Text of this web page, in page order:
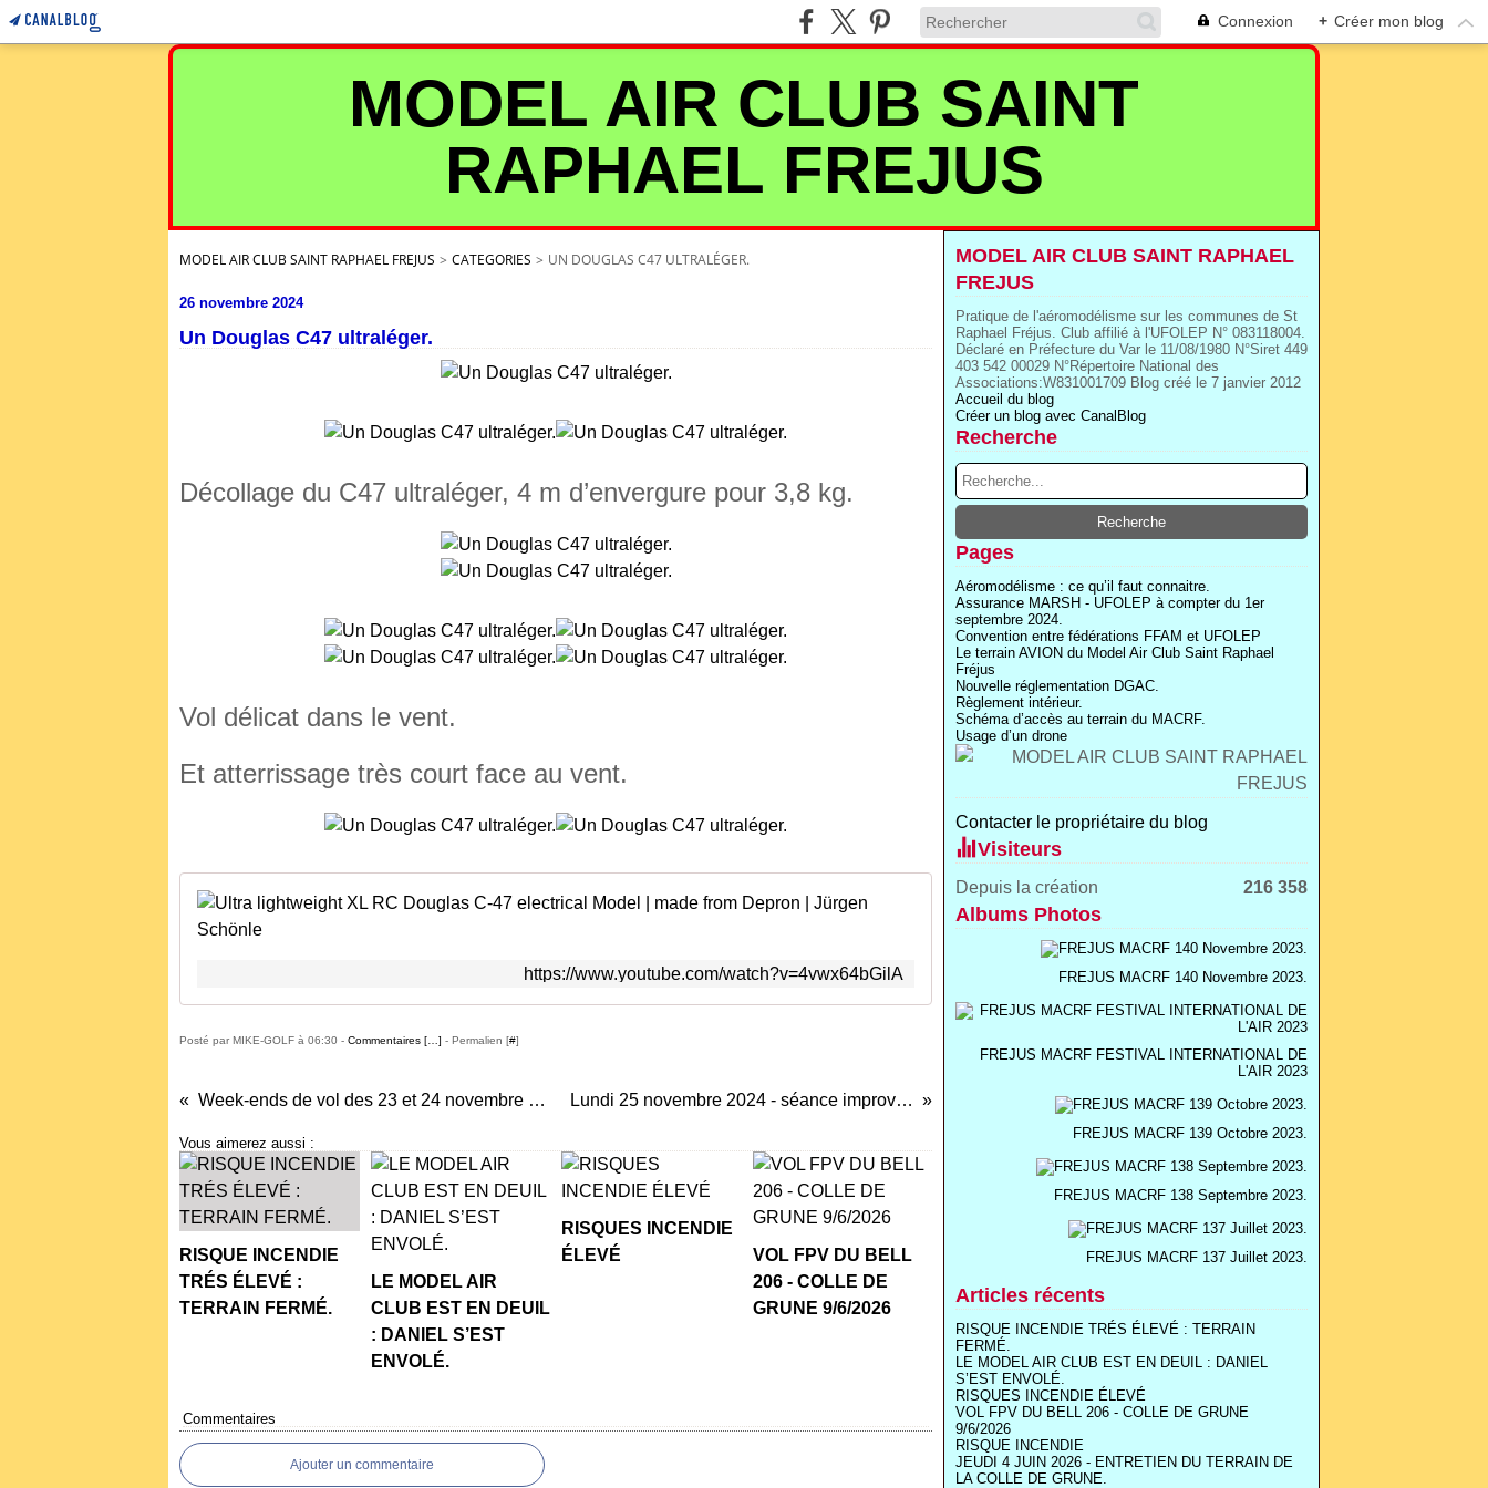
Connexion + Créer mon blog
MODEL AIR CLUB SAINT
RAPHAEL FREJUS
MODEL AIR CLUB SAINT RAPHAEL FREJUS > CATEGORIES > UN DOUGLAS C47 ULTRALÉGER.
26 novembre 2024
Un Douglas C47 ultraléger.
Décollage du C47 ultraléger, 4 m d’envergure pour 3,8 kg.
Vol délicat dans le vent.
Et atterrissage très court face au vent.
Ultra lightweight XL RC Douglas C-47 electrical Model |
https://www.youtube.com/watch?v=4vwx64bGilA
Posté par MIKE-GOLF à 06:30 - Commentaires [ ] - Permalien [#]
Week-ends de vol des 23 et 24 novembre 2024. Lundi 25 novembre 2024 - séance improvisée.
Vous aimerez aussi :
RISQUE INCENDIE
TRÉS ÉLEVÉ :
TERRAIN FERMÉ.
LE MODEL AIR
CLUB EST EN DEUIL
: DANIEL S’EST
ENVOLÉ.
RISQUES INCENDIE
ÉLEVÉ
VOL FPV DU BELL
206 - COLLE DE
GRUNE 9/6/2026
Commentaires
Ajouter un commentaire
MODEL AIR CLUB SAINT RAPHAEL
FREJUS
Pratique de l'aéromodélisme sur les communes de St
Raphael Fréjus. Club affilié à l'UFOLEP N° 083118004.
Déclaré en Préfecture du Var le 11/08/1980 N°Siret 449
403 542 00029 N°Répertoire National des
Associations:W831001709 Blog créé le 7 janvier 2012
Accueil du blog
Créer un blog avec CanalBlog
Recherche
Pages
Aéromodélisme : ce qu’il faut connaitre.
Assurance MARSH - UFOLEP à compter du 1er
septembre 2024.
Convention entre fédérations FFAM et UFOLEP
Le terrain AVION du Model Air Club Saint Raphael
Fréjus
Nouvelle réglementation DGAC.
Règlement intérieur.
Schéma d’accès au terrain du MACRF.
Usage d’un drone
Contacter le propriétaire du blog
Visiteurs
Depuis la création 216 358
Albums Photos
FREJUS MACRF 140 Novembre 2023.
FREJUS MACRF FESTIVAL INTERNATIONAL DE
L'AIR 2023
FREJUS MACRF 139 Octobre 2023.
FREJUS MACRF 138 Septembre 2023.
FREJUS MACRF 137 Juillet 2023.
Articles récents
RISQUE INCENDIE TRÉS ÉLEVÉ : TERRAIN
FERMÉ.
LE MODEL AIR CLUB EST EN DEUIL : DANIEL
S’EST ENVOLÉ.
RISQUES INCENDIE ÉLEVÉ
VOL FPV DU BELL 206 - COLLE DE GRUNE
9/6/2026
RISQUE INCENDIE
JEUDI 4 JUIN 2026 - ENTRETIEN DU TERRAIN DE
LA COLLE DE GRUNE.